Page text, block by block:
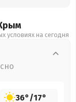
условиях на сегодня
36°/17°